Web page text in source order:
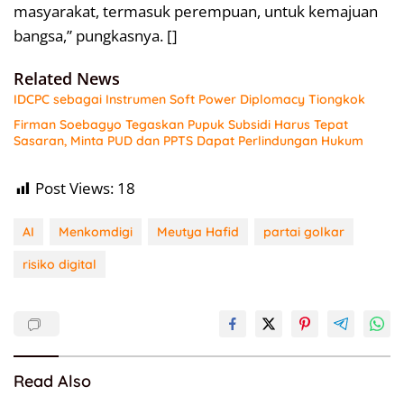
masyarakat, termasuk perempuan, untuk kemajuan
bangsa,” pungkasnya. []
Related News
IDCPC sebagai Instrumen Soft Power Diplomacy Tiongkok
Firman Soebagyo Tegaskan Pupuk Subsidi Harus Tepat
Sasaran, Minta PUD dan PPTS Dapat Perlindungan Hukum
Post Views: 18
AI Menkomdigi Meutya Hafid
partai golkar
risiko digital
Read Also